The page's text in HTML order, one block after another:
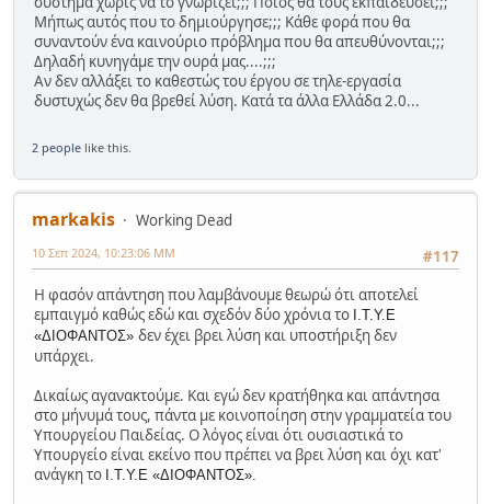
Μήπως αυτός που το δημιούργησε;;; Κάθε φορά που θα
συναντούν ένα καινούριο πρόβλημα που θα απευθύνονται;;;
Δηλαδή κυνηγάμε την ουρά μας....;;;
Αν δεν αλλάξει το καθεστώς του έργου σε τηλε-εργασία
δυστυχώς δεν θα βρεθεί λύση. Κατά τα άλλα Ελλάδα 2.0...
2 people like this.
markakis
Working Dead
#117
10 Σεπ 2024, 10:23:06 ΜΜ
Η φασόν απάντηση που λαμβάνουμε θεωρώ ότι αποτελεί
εμπαιγμό καθώς εδώ και σχεδόν δύο χρόνια το Ι.Τ.Υ.Ε
«ΔΙΟΦΑΝΤΟΣ» δεν έχει βρει λύση και υποστήριξη δεν
υπάρχει.
Δικαίως αγανακτούμε. Και εγώ δεν κρατήθηκα και απάντησα
στο μήνυμά τους, πάντα με κοινοποίηση στην γραμματεία του
Υπουργείου Παιδείας. Ο λόγος είναι ότι ουσιαστικά το
Υπουργείο είναι εκείνο που πρέπει να βρει λύση και όχι κατ'
ανάγκη το Ι.Τ.Υ.Ε «ΔΙΟΦΑΝΤΟΣ».